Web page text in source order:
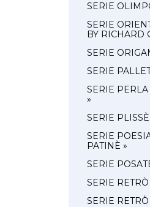
SERIE
SERIE
BY RICHARD
SERIE
SERIE
SERIE
»
SERIE PLISSÈ
SERIE
PATINÈ »
SERIE
SERIE RETRÒ
SERIE